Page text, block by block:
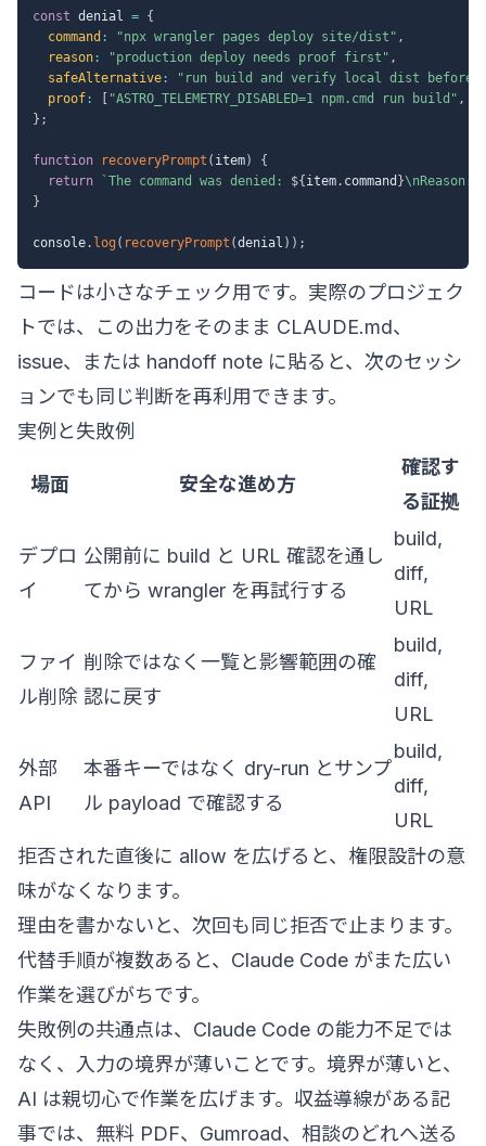
const denial = {
command : "npx wrangler pages deploy site/dist" ,
reason : "production deploy needs proof first" ,
safeAlternative :
"run build and verify local dist before
proof : "ASTRO_TELEMETRY_DISABLED=1 npm.cmd run build" ,
} ;
function recoveryPrompt ( item)
{
return
` The command was denied: ${ item. command }\nReason:
}
console. log ( recoveryPrompt (denial ) ) ;
コードは小さなチェック用です。実際のプロジェク
トでは、この出力をそのまま CLAUDE.md、
issue、または handoff note に貼ると、次のセッシ
ョンでも同じ判断を再利用できます。
実例と失敗例
場面 安全な進め方
確認す
る証拠
デプロ
イ
公開前に build と URL 確認を通し
てから wrangler を再試行する
build,
diff,
URL
ファイ
ル削除
削除ではなく一覧と影響範囲の確
認に戻す
build,
diff,
URL
外部
API
本番キーではなく dry-run とサンプ
ル payload で確認する
build,
diff,
URL
拒否された直後に allow を広げると、権限設計の意
味がなくなります。
理由を書かないと、次回も同じ拒否で止まります。
代替手順が複数あると、Claude Code がまた広い
作業を選びがちです。
失敗例の共通点は、Claude Code の能力不足では
なく、入力の境界が薄いことです。境界が薄いと、
AI は親切心で作業を広げます。収益導線がある記
事では、無料 PDF、Gumroad、相談のどれへ送る